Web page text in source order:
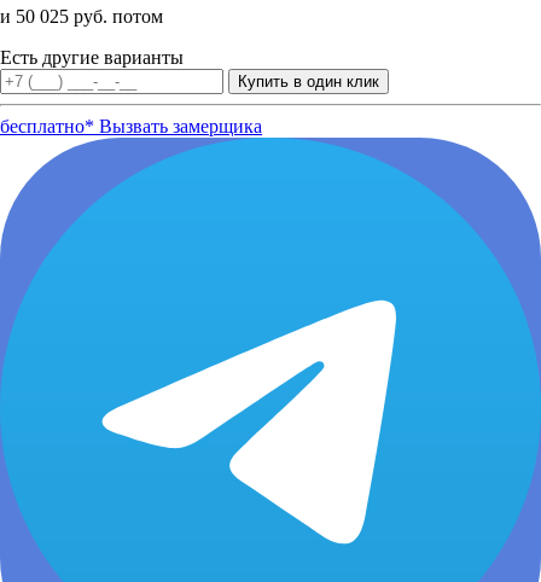
и 50 025 руб. потом
Есть другие варианты
бесплатно* Вызвать замерщика